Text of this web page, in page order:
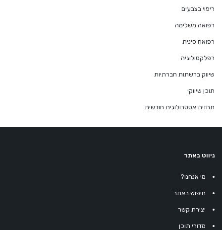
ריפוי בצבעים
רפואה משלימה
רפואה סינית
רפלקסולוגיה
שיווק ברשתות חברתיות
תוכן שיווקי
תחזית אסטרולוגית חודשית
ניווט באתר
מי אנחנו?
חיפוש באתר
יצירת קשר
מדורי תוכן